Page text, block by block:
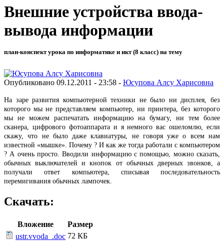
Внешние устройства ввода-
вывода информации
план-конспект урока по информатике и икт (8 класс) на тему
Опубликовано 09.12.2011 - 23:58 - Юсупова Алсу Харисовна
На заре развития компьютерной техники не было ни дисплея, без
которого мы не представляем компьютер, ни принтера, без которого
мы не можем распечатать информацию на бумагу, ни тем более
сканера, цифрового фотоаппарата и я немного вас ошеломлю, если
скажу, что не было даже клавиатуры, не говоря уже о всем нам
известной «мышке». Почему ? И как же тогда работали с компьютером
? А очень просто. Вводили информацию с помощью, можно сказать,
обычных выключателей и кнопок от обычных дверных звонков, а
получали ответ компьютера, списывая последовательность
перемигивания обычных лампочек.
Скачать:
Вложение
Размер
ustr.vvoda_.doc 72 КБ